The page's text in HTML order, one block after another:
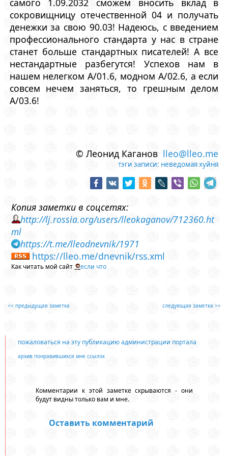
самого 1.09.2032 сможем вносить вклад в
сокровищницу отечественной 04 и получать
денежки за свою 90.03! Надеюсь, с введением
профессионального стандарта у нас в стране
станет больше стандартных писателей! А все
нестандартные разбегутся! Успехов нам в
нашем нелегком A/01.6, модном A/02.6, а если
совсем нечем заняться, то грешным делом
A/03.6!
© Леонид Каганов lleo@lleo.me
тэги записи: неведомая хуйня
Копия заметки в соцсетях:
http://lj.rossia.org/users/lleokaganov/712360.ht
ml
https://t.me/lleodnevnik/1971
https://lleo.me/dnevnik/rss.xml
Как читать мой сайт если что
<< предыдущая заметка следующая заметка >>
пожаловаться на эту публикацию администрации портала
архив понравившихся мне ссылок
Комментарии к этой заметке скрываются - они
будут видны только вам и мне.
Оставить комментарий